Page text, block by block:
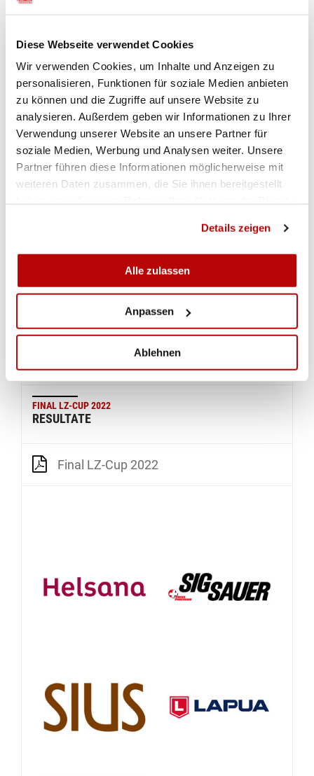
Diese Webseite verwendet Cookies
Wir verwenden Cookies, um Inhalte und Anzeigen zu
personalisieren, Funktionen für soziale Medien anbieten
zu können und die Zugriffe auf unsere Website zu
analysieren. Außerdem geben wir Informationen zu Ihrer
Verwendung unserer Website an unsere Partner für
soziale Medien, Werbung und Analysen weiter. Unsere
Partner führen diese Informationen möglicherweise mit
weiteren Daten zusammen, die Sie ihnen bereitgestellt
Details zeigen
Alle zulassen
Anpassen
Ablehnen
und Andy Vera Martin ein Kopf an Kopf-Rennen,
hatte er schon im Final Pistole B den Sieg geholt,
vor Jakob Progsch und Andy Vera Martin.(maf)
GALERIE
ALLA GALLERIA
FINAL LZ-CUP 2022
RESULTATE
Final LZ-Cup 2022